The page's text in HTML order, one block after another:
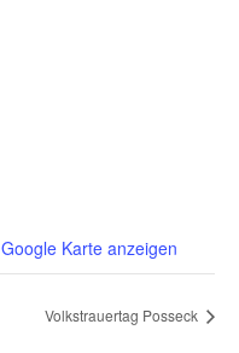
Google Karte anzeigen
Volkstrauertag Posseck